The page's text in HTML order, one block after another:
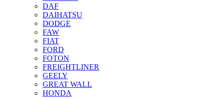
DAF
DAIHATSU
DODGE
FAW
FIAT
FORD
FOTON
FREIGHTLINER
GEELY
GREAT WALL
HONDA